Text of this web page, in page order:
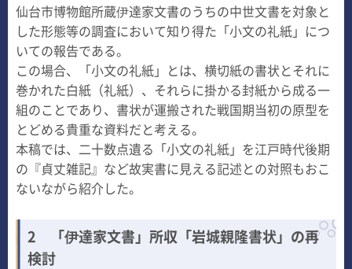
仙台市博物館所蔵伊達家文書のうちの中世文書を対象と
した形態等の調査において知り得た「小文の礼紙」につ
いての報告である。
この場合、「小文の礼紙」とは、横切紙の書状とそれに
巻かれた白紙（礼紙）、それらに掛かる封紙から成る一
組のことであり、書状が運搬された戦国期当初の原型を
とどめる貴重な資料だと考える。
本稿では、二十数点遺る「小文の礼紙」を江戸時代後期
の『貞丈雑記』など故実書に見える記述との対照もおこ
ないながら紹介した。
2 「伊達家文書」所収「岩城親隆書状」の再
検討